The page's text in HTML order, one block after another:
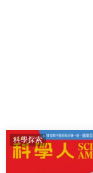
科學探索